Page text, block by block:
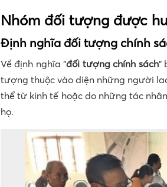
Nhóm đối tượng được
Định nghĩa đối tượng chính
Về định nghĩa “đối tượng chính sách”
tượng thuộc vào diện những người
thể từ kinh tế hoặc do những tác
họ.